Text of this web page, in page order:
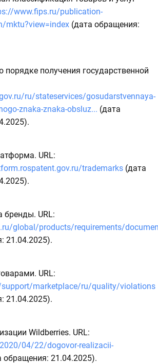
www.fips.ru/publication-
mktu?view=index (дата обращения:
получения государственной
ru/stateservices/gosudarstvennaya-
znaka-znaka-obsluz... (дата
URL:
trademarks (дата
URL:
global/products/requirements/
21.04.2025).
URL:
marketplace/ru/quality/violations
21.04.2025).
Wildberries. URL:
04/22/dogovor-realizacii-
обращения: 21.04.2025).